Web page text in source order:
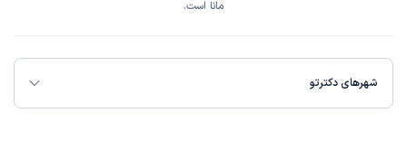
مانا است.
شهرهای دکترتو